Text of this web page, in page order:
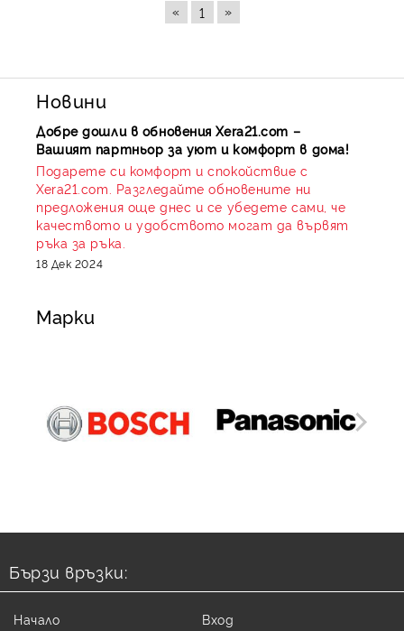
«
1 »
Новини
Добре дошли в обновения Xera21.com –
Вашият партньор за уют и комфорт в дома!
Подарете си комфорт и спокойствие с
Xera21.com. Разгледайте обновените ни
предложения още днес и се убедете сами, че
качеството и удобството могат да вървят
ръка за ръка.
18 Дек 2024
Марки
Бързи връзки:
Начало Вход